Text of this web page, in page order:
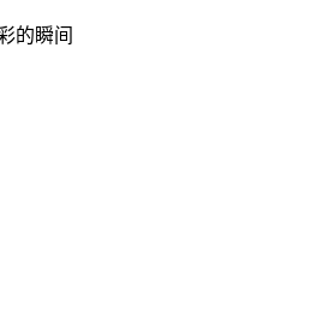
的瞬间